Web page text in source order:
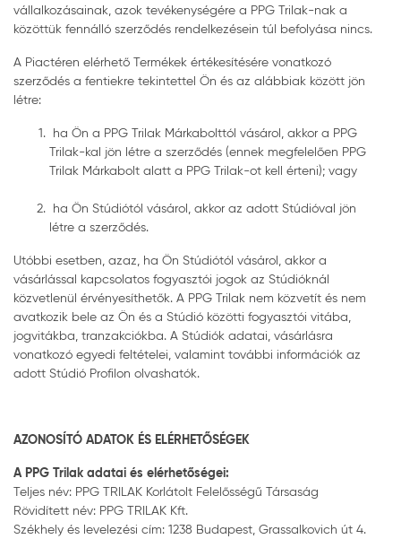
vállalkozásainak, azok tevékenységére a PPG Trilak-nak a
közöttük fennálló szerződés rendelkezésein túl befolyása nincs.
A Piactéren elérhető Termékek értékesítésére vonatkozó
szerződés a fentiekre tekintettel Ön és az alábbiak között jön
létre:
ha Ön a PPG Trilak Márkabolttól vásárol, akkor a PPG
Trilak-kal jön létre a szerződés (ennek megfelelően PPG
Trilak Márkabolt alatt a PPG Trilak-ot kell érteni); vagy
ha Ön Stúdiótól vásárol, akkor az adott Stúdióval jön
létre a szerződés.
Utóbbi esetben, azaz, ha Ön Stúdiótól vásárol, akkor a
vásárlással kapcsolatos fogyasztói jogok az Stúdióknál
közvetlenül érvényesíthetők. A PPG Trilak nem közvetít és nem
avatkozik bele az Ön és a Stúdió közötti fogyasztói vitába,
jogvitákba, tranzakciókba. A Stúdiók adatai, vásárlásra
vonatkozó egyedi feltételei, valamint további információk az
adott Stúdió Profilon olvashatók.
AZONOSÍTÓ ADATOK ÉS ELÉRHETŐSÉGEK
A PPG Trilak adatai és elérhetőségei:
Teljes név: PPG TRILAK Korlátolt Felelősségű Társaság
Rövidített név: PPG TRILAK Kft.
Székhely és levelezési cím: 1238 Budapest, Grassalkovich út 4.